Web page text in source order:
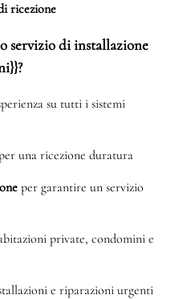
ricezione
servizio di installazione
su tutti i sistemi
una ricezione duratura
per garantire un servizio
private, condomini e
e riparazioni urgenti